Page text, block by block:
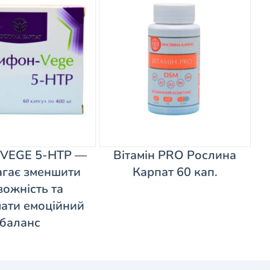
5-HTP —
зменшити
та
емоційний
баланс
Вітамін PRO Рослина
Карпат 60 кап.